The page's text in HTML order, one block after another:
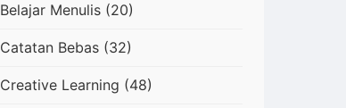
Belajar Menulis (20)
Catatan Bebas (32)
Creative Learning (48)